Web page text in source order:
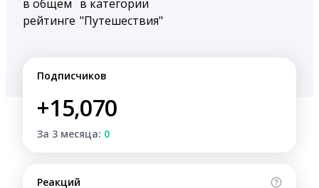
в общем
рейтинге
в категории
"Путешествия"
Подписчиков
+15,070
За 3 месяца: 0
Реакций